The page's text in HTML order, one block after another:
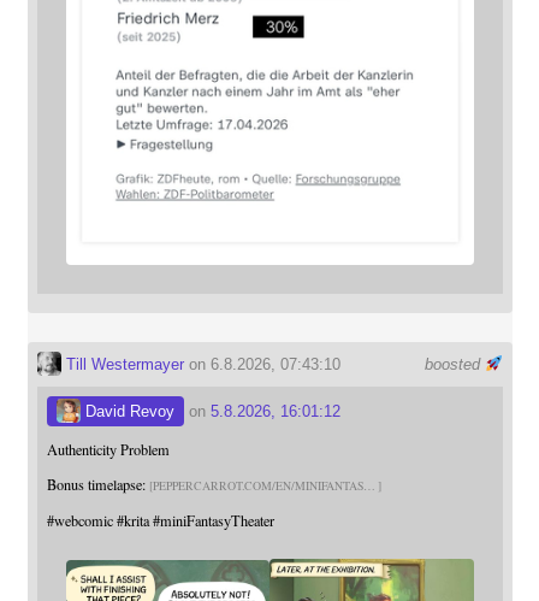
boosted
Till Westermayeron 6.8.2026, 07:43:10
David Revoy on 5.8.2026, 16:01:12
Authenticity Problem
Bonus timelapse: PEPPERCARROT.COM/EN/MINIFANTAS
#webcomic #krita #miniFantasyTheater